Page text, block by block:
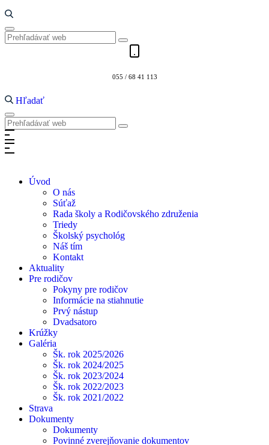
055 / 68 41 113
Hľadať
Úvod
O nás
Súťaž
Rada školy a Rodičovského združenia
Triedy
Školský psychológ
Náš tím
Kontakt
Aktuality
Pre rodičov
Pokyny pre rodičov
Informácie na stiahnutie
Prvý nástup
Dvadsatoro
Krúžky
Galéria
Šk. rok 2025/2026
Šk. rok 2024/2025
Šk. rok 2023/2024
Šk. rok 2022/2023
Šk. rok 2021/2022
Strava
Dokumenty
Dokumenty
Povinné zverejňovanie dokumentov